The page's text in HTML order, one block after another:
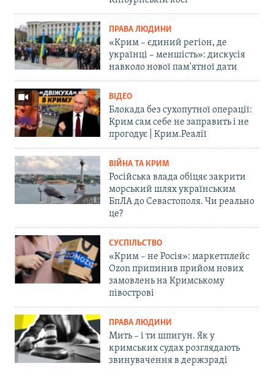
ПРАВА ЛЮДИНИ
«Крим – єдиний регіон, де
українці – меншість»: дискусія
навколо нової пам'ятної дати
ВІДЕО
Блокада без сухопутної операції:
Крим сам себе не заправить і не
прогодує | Крим.Реалії
ВІЙНА ТА КРИМ
Російська влада обіцяє закрити
морський шлях українським
БпЛА до Севастополя. Чи реально
це?
СУСПІЛЬСТВО
«Крим – не Росія»: маркетплейс
Ozon припинив прийом нових
замовлень на Кримському
півострові
ПРАВА ЛЮДИНИ
Мить – і ти шпигун. Як у
кримських судах розглядають
звинувачення в держзраді